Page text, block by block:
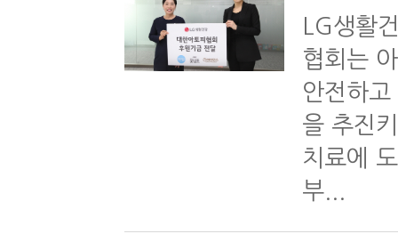
LG생활
협회는
안전하
을 추진
치료에
부...